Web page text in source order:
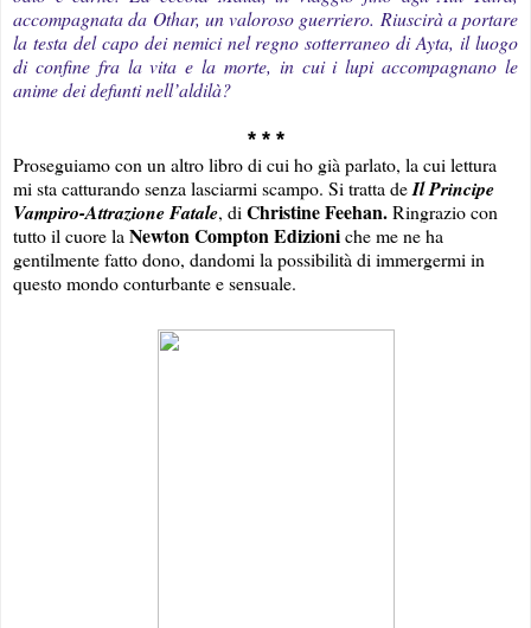
accompagnata da Othar, un valoroso guerriero. Riuscirà a portare
la testa del capo dei nemici nel regno sotterraneo di Ayta, il luogo
di confine fra la vita e la morte, in cui i lupi accompagnano le
anime dei defunti nell’aldilà?
* * *
Proseguiamo con un altro libro di cui ho già parlato, la cui lettura
mi sta catturando senza lasciarmi scampo. Si tratta deIl Principe
Vampiro-Attrazione Fatale, di Christine Feehan.Ringrazio con
tutto il cuore la Newton Compton Edizioniche me ne ha
gentilmente fatto dono, dandomi la possibilità di immergermi in
questo mondo conturbante e sensuale.